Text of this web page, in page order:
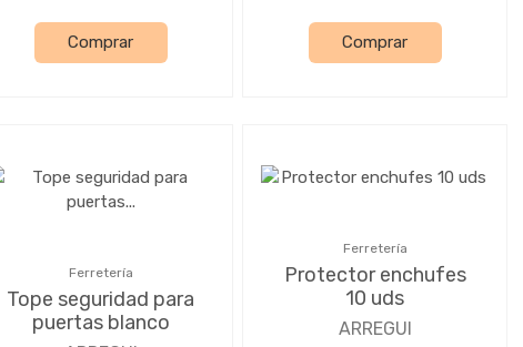
Comprar Comprar
Ferretería
Tope seguridad para
puertas blanco
Ferretería
Protector enchufes
10 uds
ARREGUI